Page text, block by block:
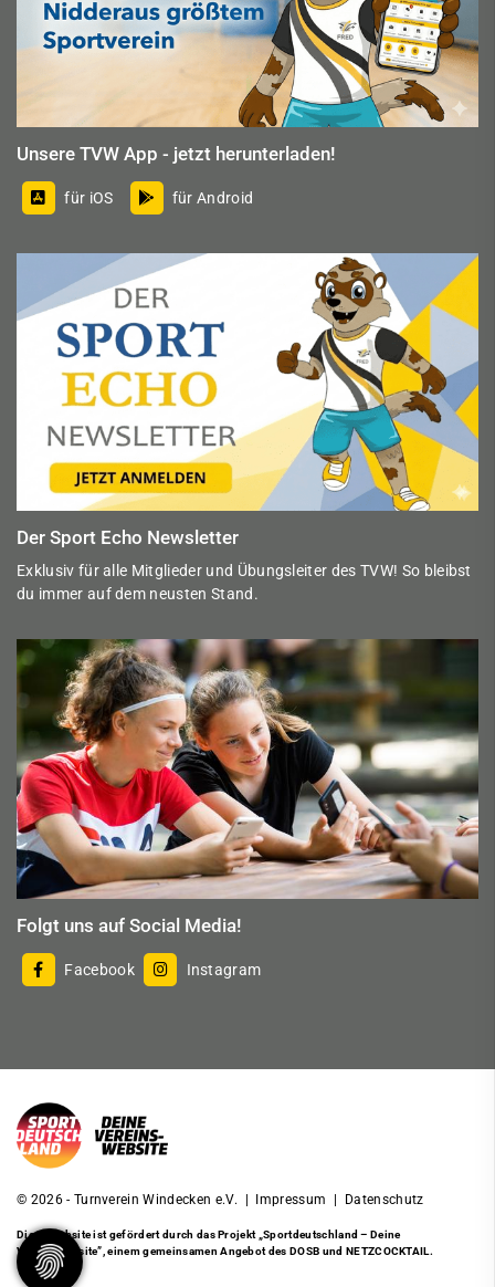
Unsere TVW App - jetzt herunterladen!
für iOS für Android
Der Sport Echo Newsletter
Exklusiv für alle Mitglieder und Übungsleiter des TVW! So bleibst
du immer auf dem neusten Stand.
Folgt uns auf Social Media!
Facebook Instagram
© 2026 - Turnverein Windecken e.V. | Impressum Datenschutz
Diese Website ist gefördert durch das Projekt„Sportdeutschland – Deine
Vereinswebsite”, einem gemeinsamen Angebot des DOSB und NETZCOCKTAIL.